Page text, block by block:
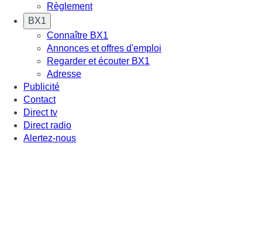
Règlement
BX1
Connaître BX1
Annonces et offres d'emploi
Regarder et écouter BX1
Adresse
Publicité
Contact
Direct tv
Direct radio
Alertez-nous